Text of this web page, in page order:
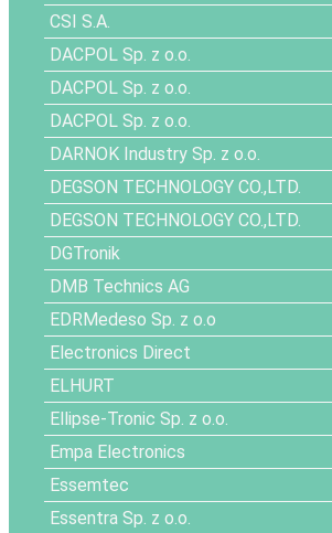
CSI S.A.
DACPOL Sp. z o.o.
DACPOL Sp. z o.o.
DACPOL Sp. z o.o.
DARNOK Industry Sp. z o.o.
DEGSON TECHNOLOGY CO.,LTD.
DEGSON TECHNOLOGY CO.,LTD.
DGTronik
DMB Technics AG
EDRMedeso Sp. z o.o
Electronics Direct
ELHURT
Ellipse-Tronic Sp. z o.o.
Empa Electronics
Essemtec
Essentra Sp. z o.o.